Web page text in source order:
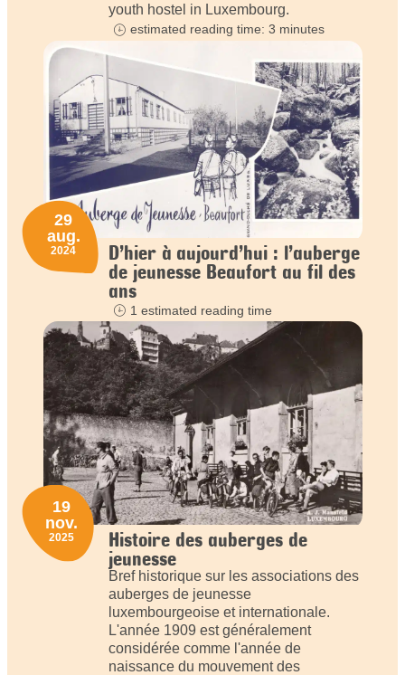
youth hostel in Luxembourg.
estimated reading time: 3 minutes
D’hier à aujourd’hui : l’auberge
de jeunesse Beaufort au fil des
ans
29
aug.
2024
1 estimated reading time
Histoire des auberges de
jeunesse
Bref historique sur les associations des
auberges de jeunesse
luxembourgeoise et internationale.
L'année 1909 est généralement
considérée comme l'année de
naissance du mouvement des
19
nov.
2025